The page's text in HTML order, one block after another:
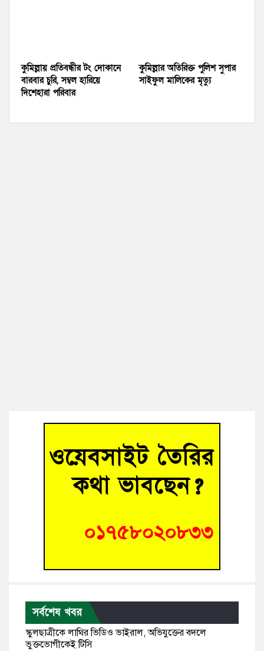
কুমিল্লায় প্রতিবন্ধীর টং দোকানে
বারবার চুরি, সম্বল হারিয়ে
দিশেহারা পরিবার
কুমিল্লার অতিরিক্ত পুলিশ সুপার
সাইফুল মালিকের মৃত্যু
সর্বশেষ খবর
স্কুলছাত্রীকে লাথির ভিডিও ভাইরাল, অভিযুক্তের বদলে
ভুক্তভোগীকেই টিসি